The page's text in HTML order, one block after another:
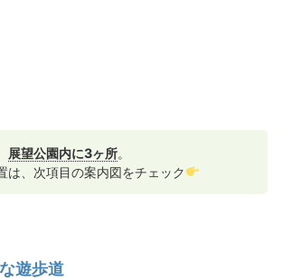
展望公園内に3ヶ所。
は、次項目の案内図をチェック
遊歩道